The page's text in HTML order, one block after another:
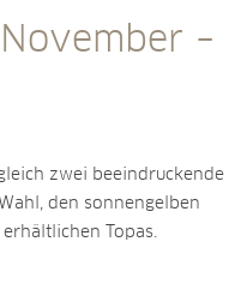
–
zwei beeindruckende
den sonnengelben
Topas.